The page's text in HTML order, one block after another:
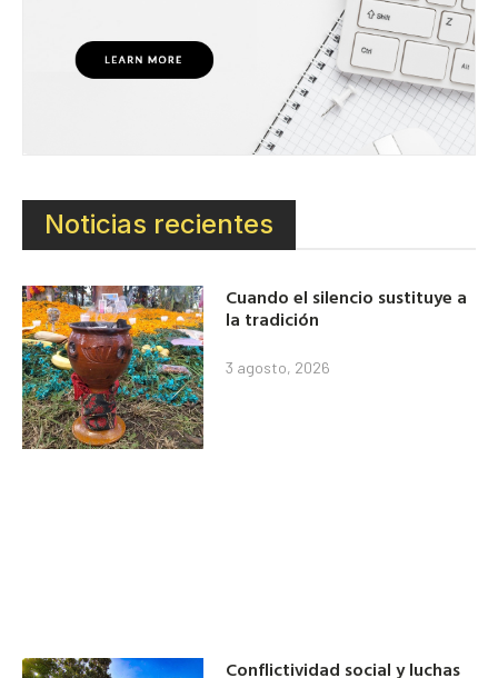
Noticias recientes
Cuando el silencio sustituye a
la tradición
3 agosto, 2026
Conflictividad social y luchas